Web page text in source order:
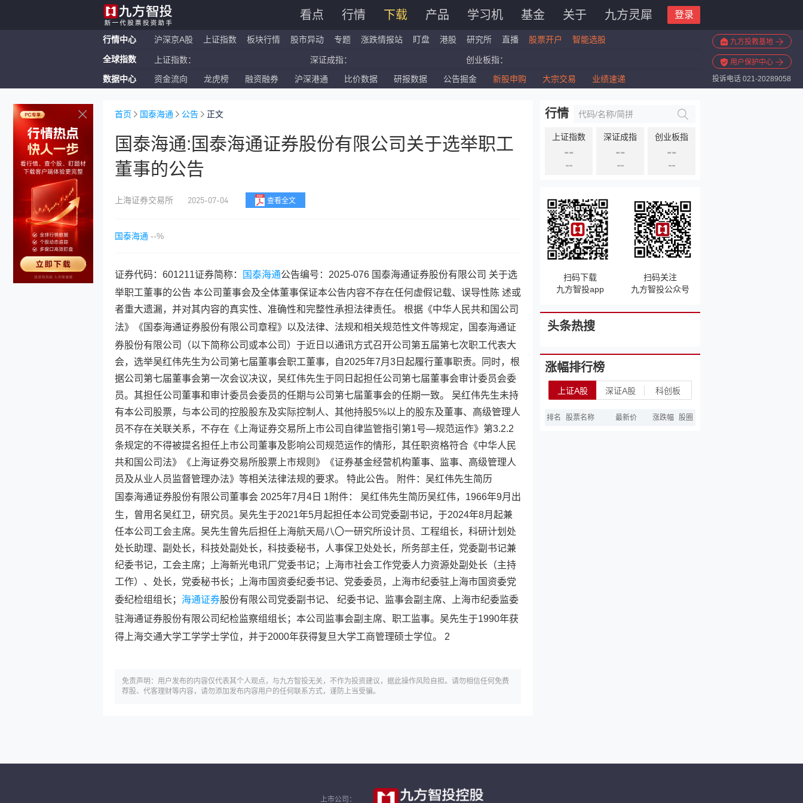
看点 行情 下载 产品 学习机 基金 关于 九方灵犀 登录
行情中心 沪深京A股 上证指数 板块行情 股市异动 专题 涨跌情报站 盯盘 港股 研究所 直播 股票开户 智能选股 九方投教基地
用户保护中心
投诉电话 021-20289058
全球指数 上证指数： 深证成指： 创业板指：
恒生指数： 国企指数： 红筹指数：
数据中心 资金流向 龙虎榜 融资融券 沪深港通 比价数据 研报数据 公告掘金 新股申购 大宗交易 业绩速递
首页 国泰海通 公告 正文
国泰海通:国泰海通证券股份有限公司关于选举职工
董事的公告
上海证券交易所 2025-07-04 查看全文
国泰海通 --%
证券代码：601211证券简称： 国泰海通公告编号：2025-076 国泰海通证券股份有限公司 关于选
举职工董事的公告 本公司董事会及全体董事保证本公告内容不存在任何虚假记载、误导性陈 述或
者重大遗漏，并对其内容的真实性、准确性和完整性承担法律责任。 根据《中华人民共和国公司
法》《 国泰海通证券股份有限公司章程》以及法律、法规和相关规范性文件等规定， 国泰海通证
券股份有限公司（以下简称公司或本公司）于近日以通讯方式召开公司第五届第七次职工代表大
会，选举吴红伟先生为公司第七届董事会职工董事，自2025年7月3日起履行董事职责。同时，根
据公司第七届董事会第一次会议决议，吴红伟先生于同日起担任公司第七届董事会审计委员会委
员。其担任公司董事和审计委员会委员的任期与公司第七届董事会的任期一致。 吴红伟先生未持
有本公司股票，与本公司的控股股东及实际控制人、其他持股5%以上的股东及董事、高级管理人
员不存在关联关系，不存在《上海证券交易所上市公司自律监管指引第1号—规范运作》第3.2.2
条规定的不得被提名担任上市公司董事及影响公司规范运作的情形，其任职资格符合《中华人民
共和国公司法》《上海证券交易所股票上市规则》《证券基金经营机构董事、监事、高级管理人
员及从业人员监督管理办法》等相关法律法规的要求。 特此公告。 附件：吴红伟先生简历
国泰海通证券股份有限公司董事会 2025年7月4日 1附件： 吴红伟先生简历吴红伟，1966年9月出
生，曾用名吴红卫，研究员。吴先生于2021年5月起担任本公司党委副书记，于2024年8月起兼
任本公司工会主席。吴先生曾先后担任上海航天局八〇一研究所设计员、工程组长，科研计划处
处长助理、副处长，科技处副处长，科技委秘书，人事保卫处处长，所务部主任，党委副书记兼
纪委书记，工会主席；上海新光电讯厂党委书记；上海市社会工作党委人力资源处副处长（主持
工作）、处长，党委秘书长；上海市国资委纪委书记、党委委员，上海市纪委驻上海市国资委党
委纪检组组长； 海通证券股份有限公司党委副书记、 纪委书记、监事会副主席、上海市纪委监委
驻海通证券股份有限公司纪检监察组组长；本公司监事会副主席、职工监事。吴先生于1990年获
得上海交通大学工学学士学位，并于2000年获得复旦大学工商管理硕士学位。 2
免责声明：用户发布的内容仅代表其个人观点，与九方智投无关，不作为投资建议，据此操作风险自担。请勿相信任何免费
荐股、代客理财等内容，请勿添加发布内容用户的任何联系方式，谨防上当受骗。
行情
上证指数
--
--
深证成指
--
--
创业板指
--
--
扫码下载
九方智投app
扫码关注
九方智投公众号
头条热搜
涨幅排行榜
上证A股 深证A股 科创板
排名 股票名称 最新价 涨跌幅 股圈
上市公司：